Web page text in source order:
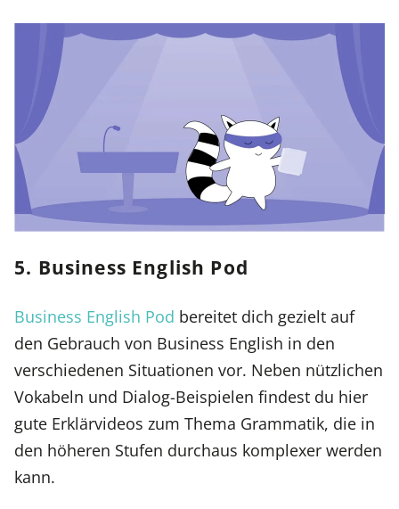
5. Business English Pod
Business English Pod bereitet dich gezielt auf
den Gebrauch von Business English in den
verschiedenen Situationen vor. Neben nützlichen
Vokabeln und Dialog-Beispielen findest du hier
gute Erklärvideos zum Thema Grammatik, die in
den höheren Stufen durchaus komplexer werden
kann.